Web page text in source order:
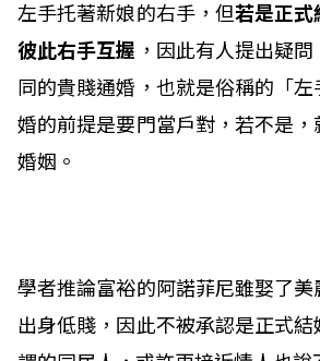
左手托著新娘的右手，但若是正式
彼此右手互握 ，因此有人提出疑
同的貴賤通婚，也就是俗稱的「
婚的前提是要門當戶對，若不是
婚姻。
學者推論富裕的阿諾菲尼雖娶了
出身低賤，因此不被承認是正式